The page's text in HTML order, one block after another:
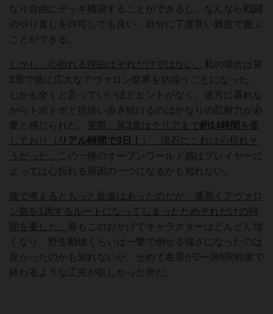
なり自由にデッキ構築することができるし、なんなら戦闘
のやり直しを許可しても良い。自分に丁度良い難度で遊ぶ
ことができる。
しかし、心折れる理由はそれだけではない。 私の場合は第
3章で急に広大なアヴァロン世界を彷徨うことになった。
しかも全くと言っていいほどヒントがなく、途方に暮れな
がらトボトボと彷徨い歩き続けるのはかなりの忍耐力が必
要と感じられた。
実際、第3章はクリアまで約14時間 を要
しており（ リアル時間で3日！
）、流石にこれは心折れそ
うだった。
この一種のオープンワールド感はプレイヤーに
よっては心折れる原因の一つになるかも知れない。
後で考えるともっと近道はあったのだが、運悪くアヴァロ
ン島を1周するルートになってしまったためそれだけの時
間を要した。
最もこのおかげでキャラクターはどんどん強
くなり、野生動物くらいは一撃で倒せる強さになったのは
良かったのかも知れないが、せめて各章が2〜3時間程度で
終わるような工夫が欲しかった所だ。